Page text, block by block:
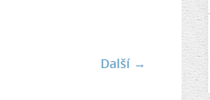
Další →